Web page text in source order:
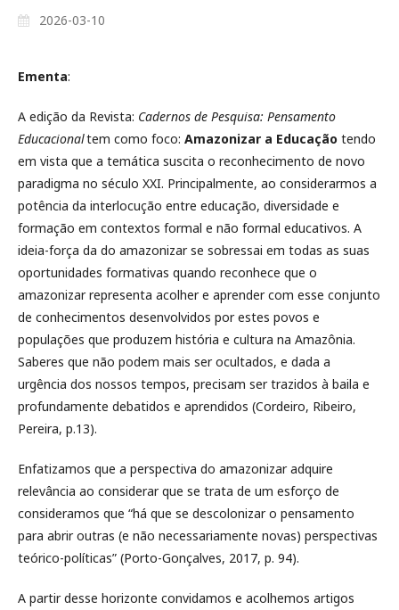
2026-03-10
Ementa:
A edição da Revista: Cadernos de Pesquisa: Pensamento
Educacionaltem como foco: Amazonizar a Educação tendo
em vista que a temática suscita o reconhecimento de novo
paradigma no século XXI. Principalmente, ao considerarmos a
potência da interlocução entre educação, diversidade e
formação em contextos formal e não formal educativos. A
ideia-força da do amazonizar se sobressai em todas as suas
oportunidades formativas quando reconhece que o
amazonizar representa acolher e aprender com esse conjunto
de conhecimentos desenvolvidos por estes povos e
populações que produzem história e cultura na Amazônia.
Saberes que não podem mais ser ocultados, e dada a
urgência dos nossos tempos, precisam ser trazidos à baila e
profundamente debatidos e aprendidos (Cordeiro, Ribeiro,
Pereira, p.13).
Enfatizamos que a perspectiva do amazonizar adquire
relevância ao considerar que se trata de um esforço de
consideramos que “há que se descolonizar o pensamento
para abrir outras (e não necessariamente novas) perspectivas
teórico-políticas” (Porto-Gonçalves, 2017, p. 94).
A partir desse horizonte convidamos e acolhemos artigos